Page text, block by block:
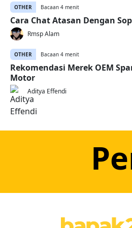
OTHER Bacaan 4 menit
Cara Chat Atasan Dengan
Rmsp Alam
OTHER Bacaan 4 menit
Rekomendasi Merek OEM
Motor
Aditya Effendi